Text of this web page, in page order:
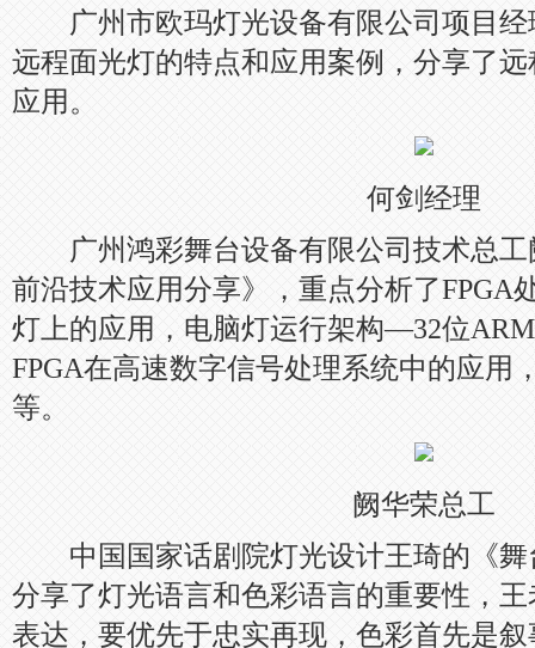
广州市欧玛灯光设备有限公司项目经
远程面光灯的特点和应用案例，分享了
应用。
何剑经理
广州鸿彩舞台设备有限公司技术总工
前沿技术应用分享》，重点分析了FPGA
灯上的应用，电脑灯运行架构—32位
FPGA在高速数字信号处理系统中的应用
等。
阙华荣总工
中国国家话剧院灯光设计王琦的《舞
分享了灯光语言和色彩语言的重要性，
表达，要优先于忠实再现，色彩首先是